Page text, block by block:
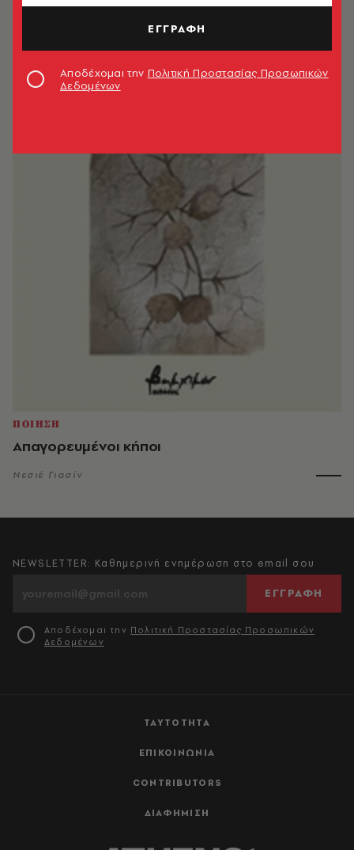
ΠΟΙΗΣΗ
Απαγορευμένοι κήποι
Νεσιέ Γιασίν
ΤΑΥΤΟΤΗΤΑ
ΕΠΙΚΟΙΝΩΝΙΑ
CONTRIBUTORS
ΔΙΑΦΗΜΙΣΗ
NEWSLETTER: Καθημερινή ενημέρωση στο email σου
ΕΓΓΡΑΦΗ
Αποδέχομαι την Πολιτική Προστασίας Προσωπικών
Δεδομένων
ΕΓΓΡΑΦΗ
Αποδέχομαι την Πολιτική Προστασίας Προσωπικών
Δεδομένων